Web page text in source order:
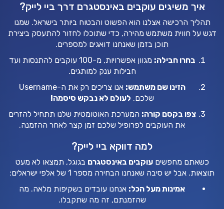
איך משיגים עוקבים באינסטגרם דרך ביי לייק?
תהליך הרכישה אצלנו הוא הפשוט והבטוח ביותר בישראל. שמנו
דגש על חווית משתמש מהירה, כדי שתוכלו לחזור להתעסק ביצירת
תוכן בזמן שאנחנו דואגים למספרים.
בחרו חבילה:
מגוון אפשרויות, מ-100 עוקבים להתנסות ועד
חבילות ענק למותגים.
הזינו שם משתמש:
אנו צריכים רק את ה-Username
שלכם. לעולם לא נבקש סיסמה!
צפו בקסם קורה: המערכת האוטומטית שלנו תתחיל להזרים
את העוקבים לפרופיל שלכם זמן קצר לאחר ההזמנה.
למה דווקא ביי לייק?
כשאתם מחפשיםעוקבים באינסטגרם בגוגל, תמצאו לא מעט
תוצאות. אבל יש סיבה שאנחנו הבחירה מספר 1 של אלפי ישראלים:
אמינות מעל הכל: אנחנו עובדים בשקיפות מלאה. מה
שהזמנתם, זה מה שתקבלו.